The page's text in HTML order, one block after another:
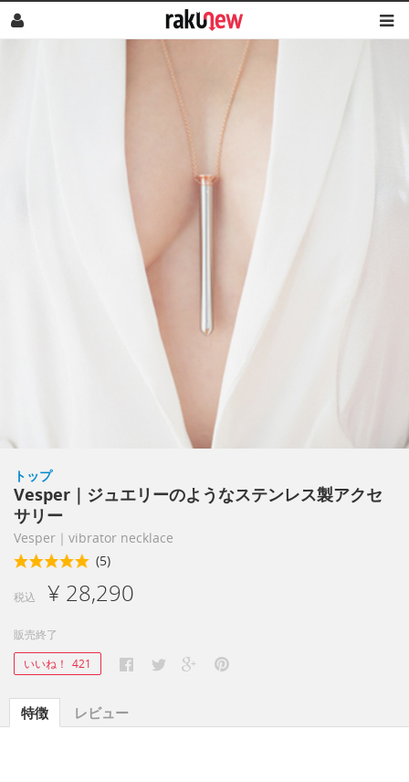
トップ
Vesper｜ジュエリーのようなステンレス製アクセ
サリー
Vesper｜vibrator necklace
(5)
税込 ¥ 28,290
販売終了
いいね！ 421
特徴 レビュー